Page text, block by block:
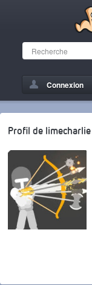
Connexion
Profil de limecharlie